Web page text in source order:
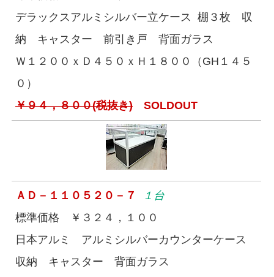
デラックスアルミシルバー立ケース 棚３枚 収
納 キャスター 前引き戸 背面ガラス
Ｗ１２００ｘＤ４５０ｘＨ１８００（GH１４５
０）
￥９４，８００(税抜き) SOLDOUT
ＡＤ－１１０５２０－７
１台
標準価格 ￥３２４，１００
日本アルミ アルミシルバーカウンターケース
収納 キャスター 背面ガラス